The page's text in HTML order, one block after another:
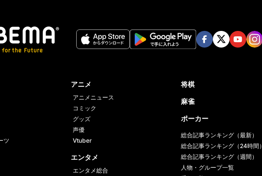
ツ
アニメ
アニメニュース
コミック
グッズ
声優
Vtuber
エンタメ
エンタメ総合
将棋
麻雀
ポーカー
総合記事ランキング（最新）
総合記事ランキング（24時間）
総合記事ランキング（週間）
人物・グループ一覧